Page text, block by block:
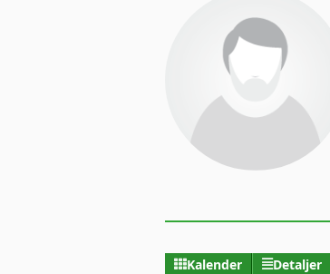
Kalender Detaljer